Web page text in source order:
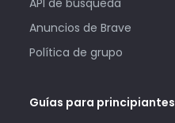
API de búsqueda
Anuncios de Brave
Política de grupo
Guías para principiantes